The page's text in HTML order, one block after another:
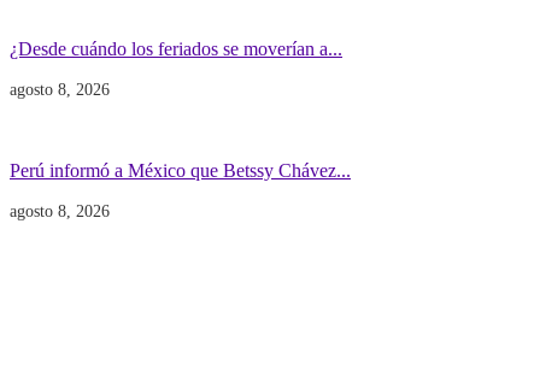
¿Desde cuándo los feriados se moverían a...
agosto 8, 2026
Perú informó a México que Betssy Chávez...
agosto 8, 2026